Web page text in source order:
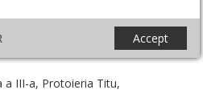
Accept
a III-a, Protoieria Titu,